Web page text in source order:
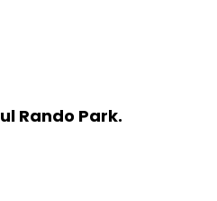
Rando Park.